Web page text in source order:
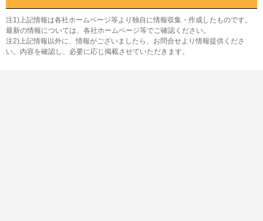
注1)上記情報は各社ホームページ等より独自に情報収集・作成したものです。
最新の情報については、各社ホームページ等でご確認ください。
注2)上記情報以外に、情報がございましたら、お問合せより情報提供くださ
い。内容を確認し、必要に応じ掲載させていただきます。